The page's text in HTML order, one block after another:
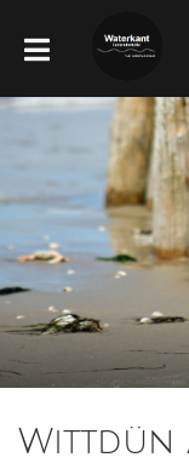
Wittdün